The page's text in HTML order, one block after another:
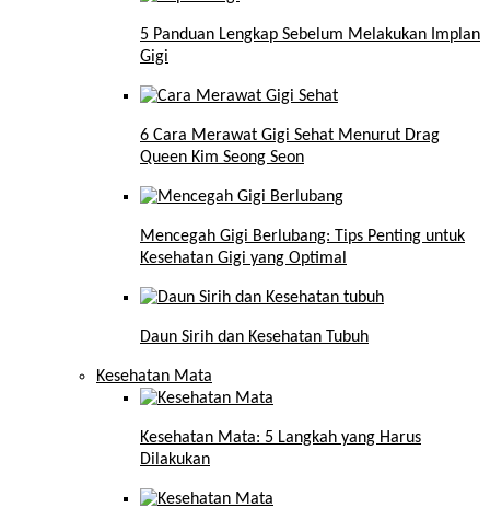
5 Panduan Lengkap Sebelum Melakukan Implan
Gigi
6 Cara Merawat Gigi Sehat Menurut Drag
Queen Kim Seong Seon
Mencegah Gigi Berlubang: Tips Penting untuk
Kesehatan Gigi yang Optimal
Daun Sirih dan Kesehatan Tubuh
Kesehatan Mata
Kesehatan Mata: 5 Langkah yang Harus
Dilakukan